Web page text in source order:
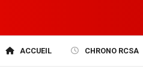
ACCUEIL CHRONO RCSA